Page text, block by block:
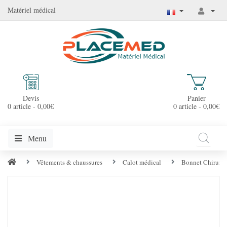
Matériel médical
Devis
0 article - 0,00€
Panier
0 article - 0,00€
Menu
Vêtements & chaussures Calot médical Bonnet